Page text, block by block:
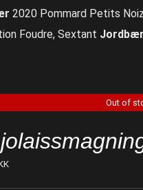
2020 Pommard Petits
Foudre, Sextant
Out of